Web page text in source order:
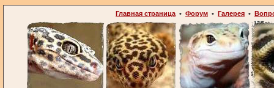
Главная страница • Форум • Галерея •